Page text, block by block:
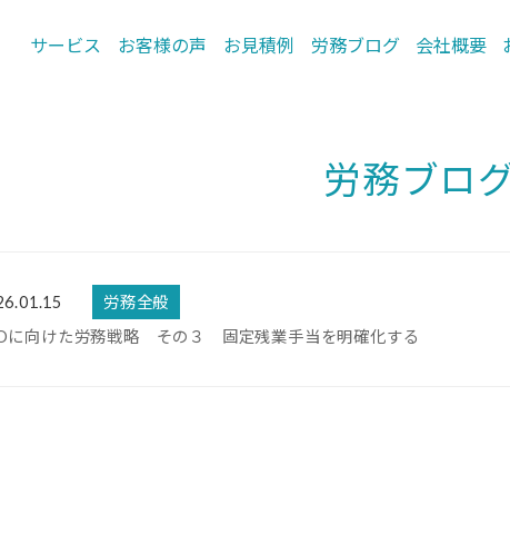
サービス お客様の声 お見積例 労務ブログ 会社概要
労務ブロ
労務全般
に向けた労務戦略 その３ 固定残業手当を明確化する